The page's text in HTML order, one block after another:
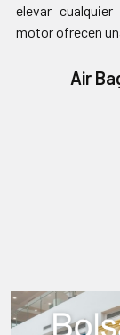
elevar
motor ofrecen
Air